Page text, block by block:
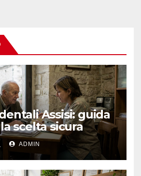
Assisi: guida
scelta sicura
ADMIN